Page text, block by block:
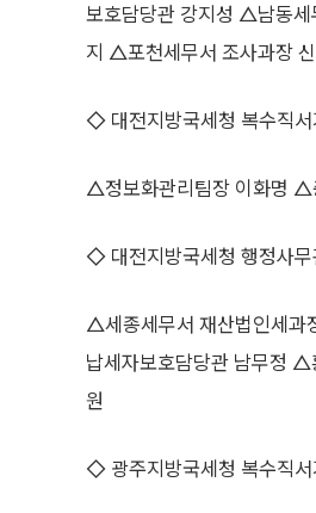
보호담당관 강지성 △남동
지 △포천세무서 조사과장
◇ 대전지방국세청 복수직서
△정보화관리팀장 이화명 △
◇ 대전지방국세청 행정사무
△세종세무서 재산법인세과
납세자보호담당관 남무정
원
◇ 광주지방국세청 복수직서